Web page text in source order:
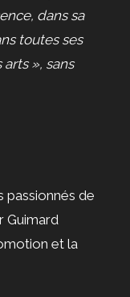
dans sa
toutes ses
», sans
passionnés de
Guimard
et la